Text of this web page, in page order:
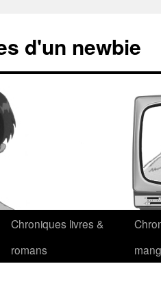
d'un newbie
Chroniques livres &
romans